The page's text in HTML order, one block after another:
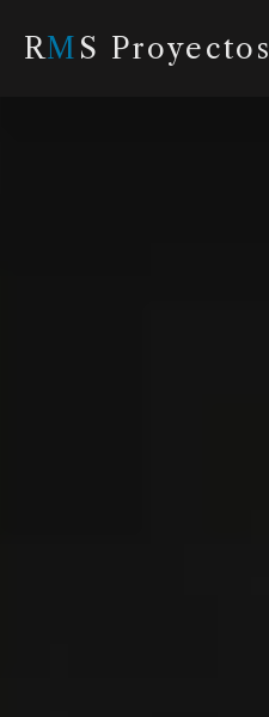
RM S Proyectos